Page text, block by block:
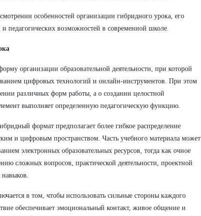
особенностей организации гибридного урока, его
педагогических возможностей в современной школе.
организации образовательной деятельности, при которой
цифровых технологий и онлайн-инструментов. При этом
различных форм работы, а о создании целостной
выполняет определенную педагогическую функцию.
формат предполагает более гибкое распределение
и цифровым пространством. Часть учебного материала может
электронных образовательных ресурсов, тогда как очное
сложных вопросов, практической деятельности, проектной
в том, чтобы использовать сильные стороны каждого
обеспечивает эмоциональный контакт, живое общение и